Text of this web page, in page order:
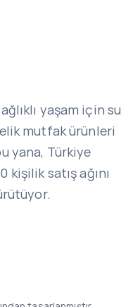
yaşam için su
mutfak ürünleri
yana, Türkiye
kişilik satış ağını